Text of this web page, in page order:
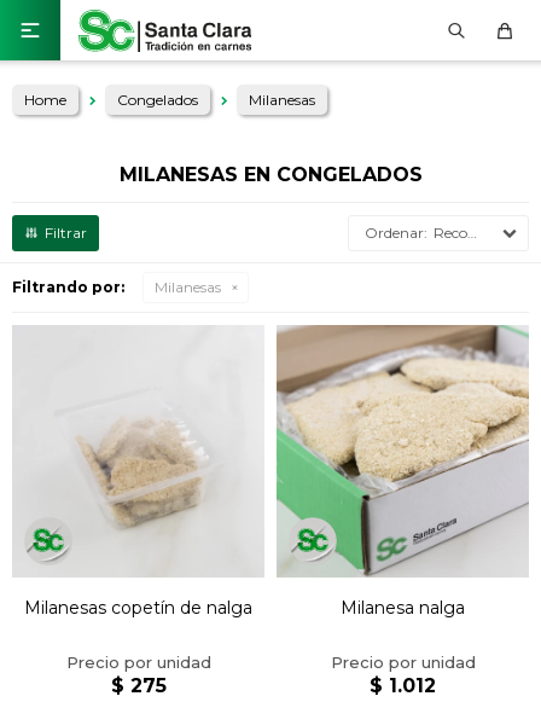

Home Congelados Milanesas
MILANESAS EN CONGELADOS
Recomendados
Filtrando por: Milanesas
Milanesas copetín de nalga
$ 275
Milanesa nalga
$ 1.012